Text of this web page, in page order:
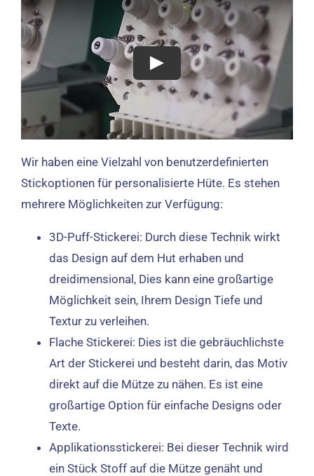
Wir haben eine Vielzahl von benutzerdefinierten
Stickoptionen für personalisierte Hüte. Es stehen
mehrere Möglichkeiten zur Verfügung:
3D-Puff-Stickerei: Durch diese Technik wirkt
das Design auf dem Hut erhaben und
dreidimensional, Dies kann eine großartige
Möglichkeit sein, Ihrem Design Tiefe und
Textur zu verleihen.
Flache Stickerei: Dies ist die gebräuchlichste
Art der Stickerei und besteht darin, das Motiv
direkt auf die Mütze zu nähen. Es ist eine
großartige Option für einfache Designs oder
Texte.
Applikationsstickerei: Bei dieser Technik wird
ein Stück Stoff auf die Mütze genäht und